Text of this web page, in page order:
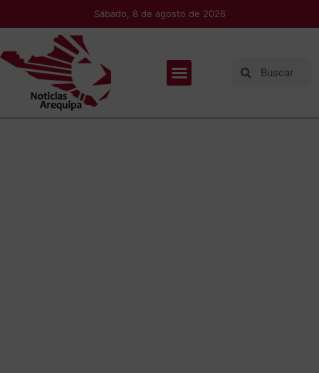
Sábado, 8 de agosto de 2026